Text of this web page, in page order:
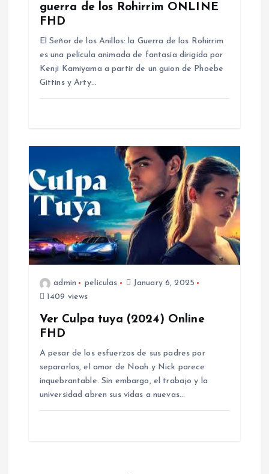
guerra de los Rohirrim ONLINE
FHD
El Señor de los Anillos: la Guerra de los Rohirrim
es una película animada de fantasía dirigida por
Kenji Kamiyama a partir de un guion de Phoebe
Gittins y Arty…
admin peliculas
January 6, 2025
1409 views
Ver Culpa tuya (2024) Online
FHD
A pesar de los esfuerzos de sus padres por
separarlos, el amor de Noah y Nick parece
inquebrantable. Sin embargo, el trabajo y la
universidad abren sus vidas a nuevas…